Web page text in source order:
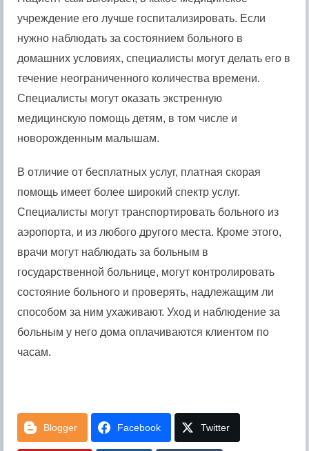
учреждение его лучше госпитализировать. Если
нужно наблюдать за состоянием больного в
домашних условиях, специалисты могут делать его в
течение неограниченного количества времени.
Специалисты могут оказать экстренную
медицинскую помощь детям, в том числе и
новорожденным малышам.
В отличие от бесплатных услуг, платная скорая
помощь имеет более широкий спектр услуг.
Специалисты могут транспортировать больного из
аэропорта, и из любого другого места. Кроме этого,
врачи могут наблюдать за больным в
государственной больнице, могут контролировать
состояние больного и проверять, надлежащим ли
способом за ним ухаживают. Уход и наблюдение за
больным у него дома оплачиваются клиентом по
часам.
Blogger Facebook Twitter